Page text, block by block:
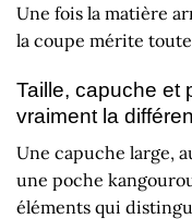
Une fois la matière
la coupe mérite
Taille, capuche et
vraiment la
Une capuche large,
une poche
éléments qui